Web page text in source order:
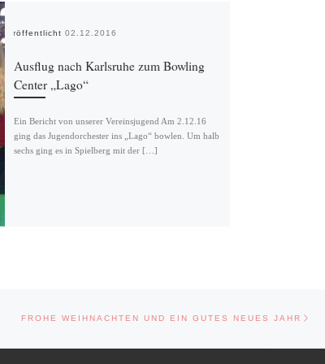
Veröffentlicht 02.12.2016
Ausflug nach Karlsruhe zum Bowling
Center „Lago“
Ein Bericht von unserer Vereinsjugend Am 2.12.16
ging das Jugendorchester ins „Lago“ bowlen. Um halb
sechs ging es in Spielberg mit der […]
FROHE WEIHNACHTEN UND EIN GUTES NEUES JAHR